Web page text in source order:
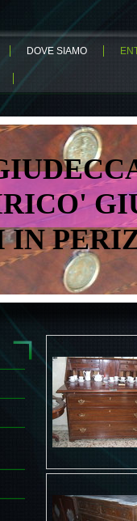
DOVE SIAMO
IN